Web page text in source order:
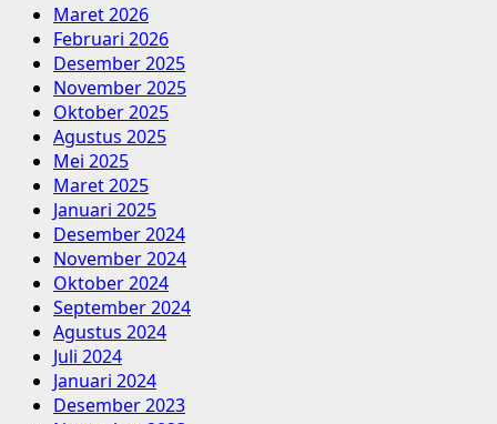
Maret 2026
Februari 2026
Desember 2025
November 2025
Oktober 2025
Agustus 2025
Mei 2025
Maret 2025
Januari 2025
Desember 2024
November 2024
Oktober 2024
September 2024
Agustus 2024
Juli 2024
Januari 2024
Desember 2023